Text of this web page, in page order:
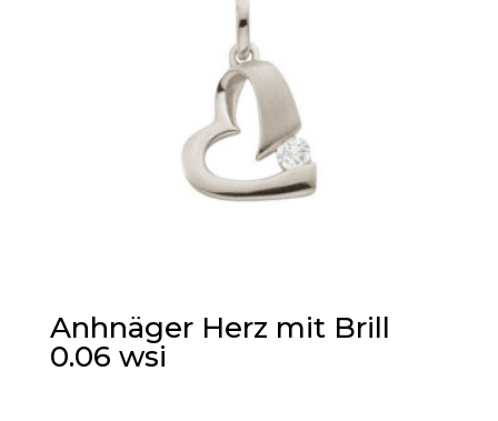
Anhnäger Herz mit Brill
0.06 wsi